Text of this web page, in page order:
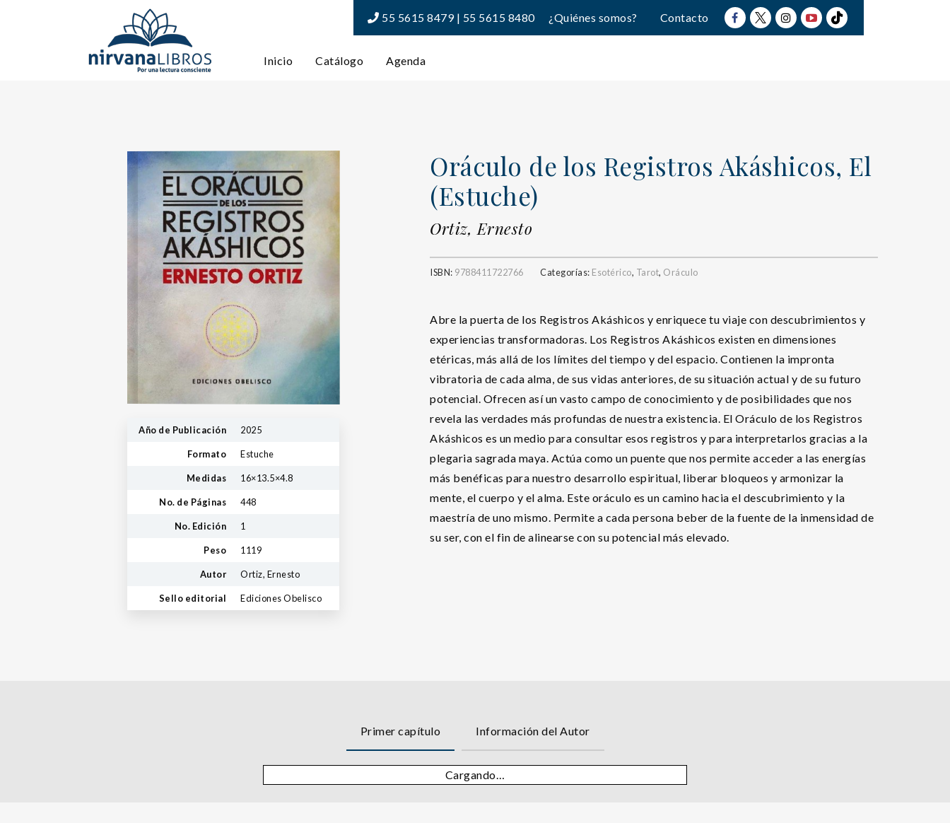
55 5615 8479 | 55 5615 8480 ¿Quiénes somos? Contacto
Inicio Catálogo Agenda
Año de Publicación 2025
Formato Estuche
Medidas 16×13.5×4.8
No. de Páginas 448
No. Edición 1
Peso 1119
Autor Ortiz, Ernesto
Sello editorial Ediciones Obelisco
Oráculo de los Registros Akáshicos, El
(Estuche)
Ortiz, Ernesto
ISBN: 9788411722766 Categorías: Esotérico, Tarot, Oráculo
Abre la puerta de los Registros Akáshicos y enriquece tu viaje con descubrimientos y
experiencias transformadoras. Los Registros Akáshicos existen en dimensiones
etéricas, más allá de los límites del tiempo y del espacio. Contienen la impronta
vibratoria de cada alma, de sus vidas anteriores, de su situación actual y de su futuro
potencial. Ofrecen así un vasto campo de conocimiento y de posibilidades que nos
revela las verdades más profundas de nuestra existencia. El Oráculo de los Registros
Akáshicos es un medio para consultar esos registros y para interpretarlos gracias a la
plegaria sagrada maya. Actúa como un puente que nos permite acceder a las energías
más benéficas para nuestro desarrollo espiritual, liberar bloqueos y armonizar la
mente, el cuerpo y el alma. Este oráculo es un camino hacia el descubrimiento y la
maestría de uno mismo. Permite a cada persona beber de la fuente de la inmensidad de
su ser, con el fin de alinearse con su potencial más elevado.
Primer capítulo Información del Autor
Cargando…